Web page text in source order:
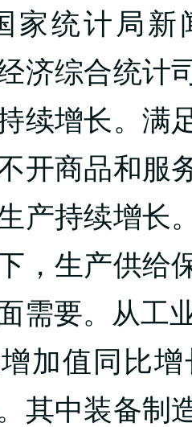
家统计局新
济综合统计
续增长。满
开商品和服
产持续增长
，生产供给
需要。从工
加值同比
其中装备制